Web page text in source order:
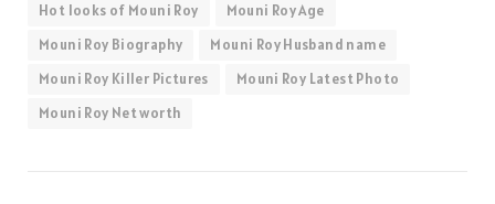
Hot looks of Mouni Roy
Mouni Roy Age
Mouni Roy Biography
Mouni Roy Husband name
Mouni Roy Killer Pictures
Mouni Roy Latest Photo
Mouni Roy Net worth